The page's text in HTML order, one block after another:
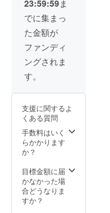
体、企業名記載
•「寺 おぶ て
らー」のDVD ※
支援後、本公演
前にこちらから
キャンプファイ
ヤーでお使いの
ID宛にご連絡い
たします。その
際にご希望の会
社名、団体名、
をお教えくださ
い。
23:59:59ま
でに集まっ
た金額が
ファンディ
ングされま
す。
支援に関するよ
くある質問
手数料はいく
らかかります
か？
目標金額に届
かなかった場
合どうなりま
すか？